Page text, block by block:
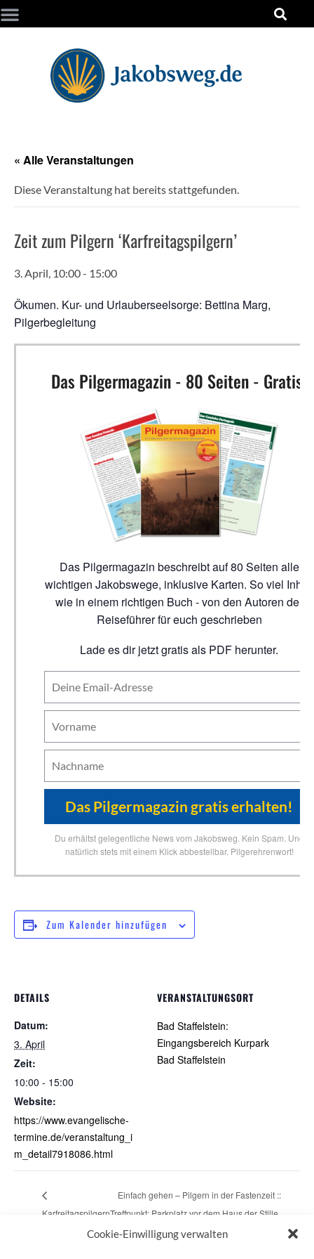
Cookie-Einwilligung verwalten
« Alle Veranstaltungen
Diese Veranstaltung hat bereits stattgefunden.
Zeit zum Pilgern ‘Karfreitagspilgern’
3. April, 10:00- 15:00
Ökumen. Kur- und Urlauberseelsorge: Bettina Marg,
Pilgerbegleitung
Das Pilgermagazin - 80 Seiten - Gratis!
Das Pilgermagazin beschreibt auf 80 Seiten alle
wichtigen Jakobswege, inklusive Karten. So viel Inhalt
wie in einem richtigen Buch - von den Autoren der
Reiseführer für euch geschrieben
Lade es dir jetzt gratis als PDF herunter.
Du erhältst gelegentliche News vom Jakobsweg. Kein Spam. Und
natürlich stets mit einem Klick abbestellbar. Pilgerehrenwort!
Zum Kalender hinzufügen
DETAILS
Datum:
3. April
Zeit:
10:00 - 15:00
Website:
https://www.evangelische-
termine.de/veranstaltung_i
m_detail7918086.html
VERANSTALTUNGSORT
Bad Staffelstein:
Eingangsbereich Kurpark
Bad Staffelstein
Karfreitagspilgern
Einfach gehen – Pilgern in der Fastenzeit ::
Treffpunkt: Parkplatz vor dem Haus der Stille
(Georg-Merz-Str.), Neuendettelsau